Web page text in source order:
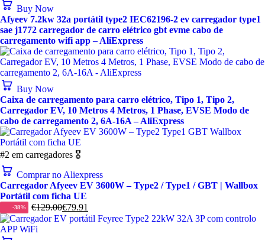
Buy Now
Afyeev 7.2kw 32a portátil type2 IEC62196-2 ev carregador type1
sae j1772 carregador de carro elétrico gbt evme cabo de
carregamento wifi app – AliExpress
Buy Now
Caixa de carregamento para carro elétrico, Tipo 1, Tipo 2,
Carregador EV, 10 Metros 4 Metros, 1 Phase, EVSE Modo de
cabo de carregamento 2, 6A-16A – AliExpress
#2 em carregadores 🎖️
Comprar no Aliexpress
Carregador Afyeev EV 3600W – Type2 / Type1 / GBT | Wallbox
Portátil com ficha UE
-38% €129.00€79.91